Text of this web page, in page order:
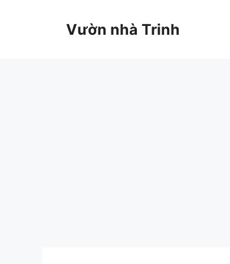
Vườn nhà Trinh